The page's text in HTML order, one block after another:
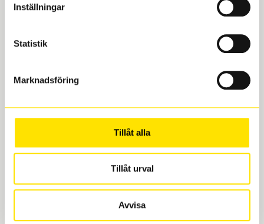
Inställningar
Statistik
Marknadsföring
Tillåt alla
Tillåt urval
Avvisa
Boka och hämta hos Däckspecialen
När du beställer dina nya däck eller fälgar hos oss
Göteborg. Välj mellan Hisingen (Bäckebol) eller
upphämtning eller service. När vi byter dina däck ser
vi till att de uppfyller alla krav för en säker körning.